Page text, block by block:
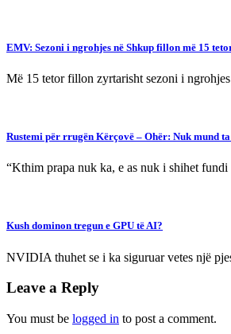
EMV: Sezoni i ngrohjes në Shkup fillon më 15
Më 15 tetor fillon zyrtarisht sezoni i
Rustemi për rrugën Kërçovë – Ohër: Nuk mund
“Kthim prapa nuk ka, e as nuk i shihet
Kush dominon tregun e GPU të AI?
NVIDIA thuhet se i ka siguruar vetes një
Leave a Reply
You must be logged in to post a comment.